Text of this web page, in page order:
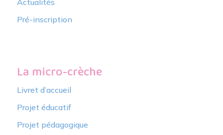
Pré-inscription
La micro-crèche
Livret d’accueil
Projet éducatif
Projet pédagogique